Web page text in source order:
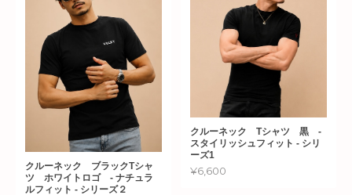
クルーネック ブラックTシャ
ツ ホワイトロゴ - ナチュラ
ルフィット - シリーズ２
クルーネック Tシャツ 黒 -
スタイリッシュフィット - シリ
ーズ1
¥6,600